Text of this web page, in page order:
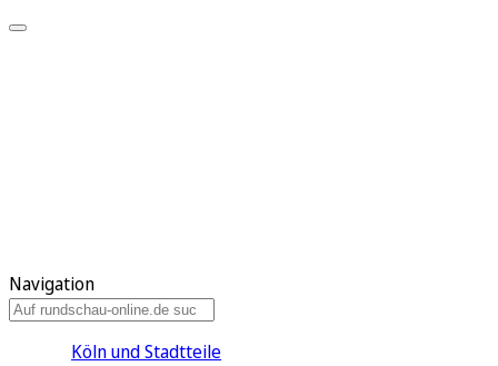
Navigation
Köln und Stadtteile